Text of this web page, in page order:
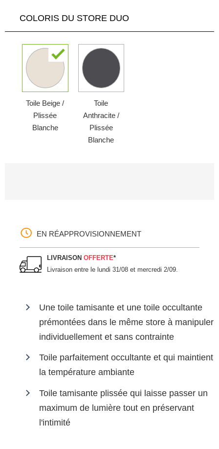
COLORIS DU STORE DUO
Toile Beige /
Plissée
Blanche
Toile
Anthracite /
Plissée
Blanche
EN RÉAPPROVISIONNEMENT
LIVRAISONOFFERTE*
Livraison entre le lundi 31/08 et mercredi 2/09
Une toile tamisante et une toile occultante
prémontées dans le même store à manipuler
individuellement et sans contrainte
Toile parfaitement occultante et qui maintient
la température ambiante
Toile tamisante plissée qui laisse passer un
maximum de lumière tout en préservant
l'intimité